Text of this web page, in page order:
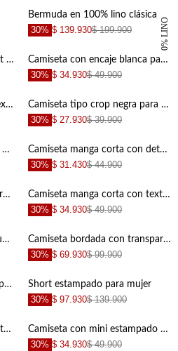
+
+ +
+ +
+ +
+
100% LINO
+
Bermuda en 100% lino clásica café para hombre
30% $ 139.930$ 199.900
+
Vestido estampado tipo corset para mujer
+
Camiseta con encaje blanca para mujer
30% $ 34.930$ 49.900
+
Body con encaje crudo con textura lisa para mujer Camiseta tipo crop negra para mujer
30% $ 27.930$ 39.900
+
Vestido corto con escote tipo bandeja negro para mujer
+
Camiseta manga corta con detalle fruncido para hombre
30% $ 31.430$ 44.900
Camiseta con gráfico coffe para hombre Camiseta manga corta con textura ligera para hombre
30% $ 34.930$ 49.900
Camiseta básica con mini raqueta para hombre Camiseta bordada con transparencia para mujer
30% $ 69.930$ 99.900
Vestido corto con lentejuelas para mujer Short estampado para mujer
30% $ 97.930$ 139.900
Camiseta manga corta de ajuste cómodo para hombre de silueta ajustada Camiseta con mini estampado negro para hombre
30% $ 34.930$ 49.900